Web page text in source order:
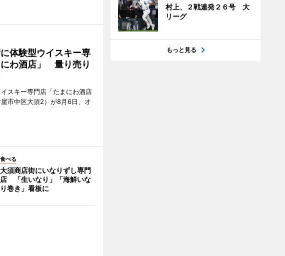
体験型ウイスキー専
にわ酒店」 量り売り
スキー専門店「たまにわ酒店
市中区大須2）が8月6日、オ
食べる
大須商店街にいなりずし専門
店 「生いなり」「海鮮いな
り巻き」看板に
村上、２戦連発２６号 大
リーグ
もっと見る